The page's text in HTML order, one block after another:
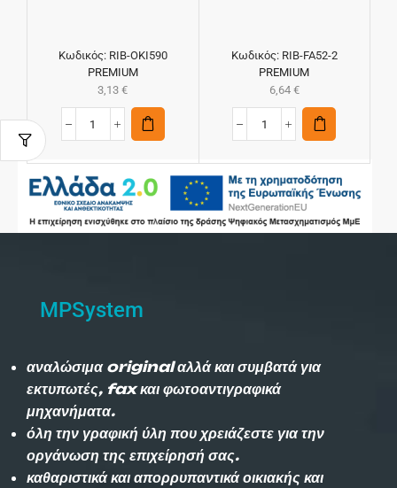
Κωδικός: RIB-OKI590
PREMIUM
3,13€
Κωδικός: RIB-FA52-2
PREMIUM
6,64 €
MPSystem
αναλώσιμα original αλλά και συμβατά για
εκτυπωτές, fax και φωτοαντιγραφικά
μηχανήματα.
όλη την γραφική ύλη που χρειάζεστε για την
οργάνωση της επιχείρησή σας.
καθαριστικά και απορρυπαντικά οικιακής και